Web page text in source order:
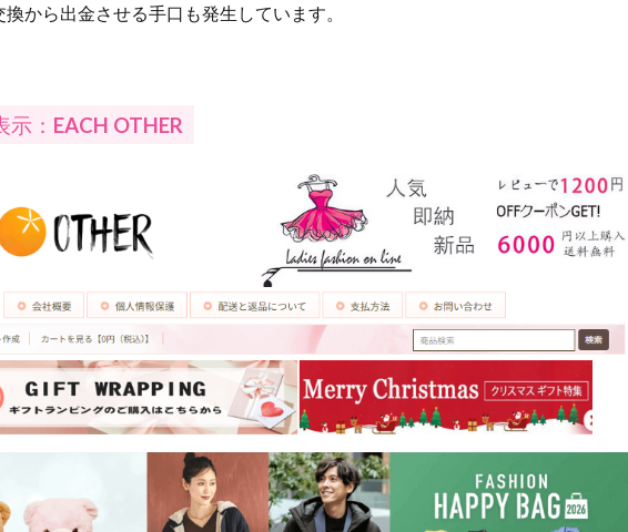
から出金させる手口も発生しています。
： EACH OTHER